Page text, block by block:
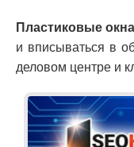
Пластиковые
и вписываться в
деловом центре и